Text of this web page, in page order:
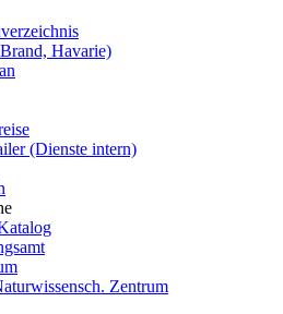
Havarie)
(Dienste intern)
Zentrum